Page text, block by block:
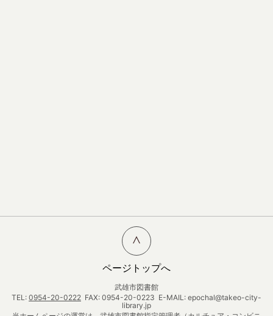
ページトップへ
武雄市図書館
TEL: 0954-20-0222 FAX: 0954-20-0223 E-MAIL: epochal@takeo-city-
library.jp